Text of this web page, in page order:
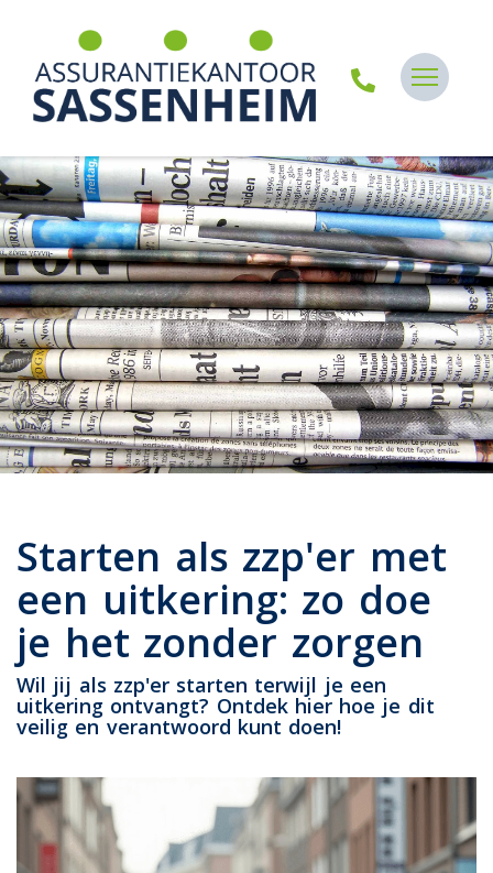
Starten als zzp'er met
een uitkering: zo doe
je het zonder zorgen
Wil jij als zzp'er starten terwijl je een
uitkering ontvangt? Ontdek hier hoe je dit
veilig en verantwoord kunt doen!